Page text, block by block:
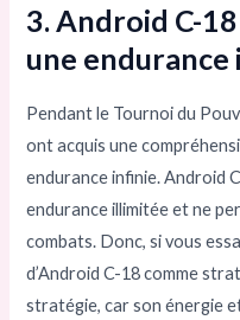
3. Android C-
une
Pendant le Tournoi du
ont acquis une
endurance infinie. Android
endurance illimitée et ne
combats. Donc, si vous
d’Android C-18 comme
stratégie, car son énergie